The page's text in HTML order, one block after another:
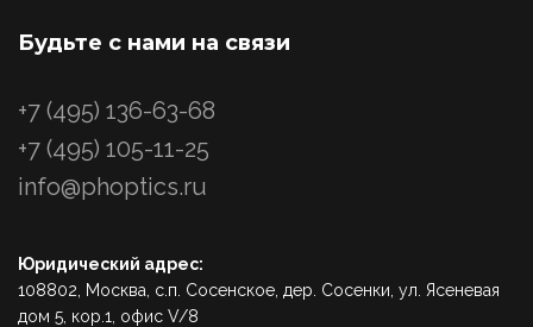
Будьте с нами на связи
+7 (495) 136-63-68
+7 (495) 105-11-25
info@phoptics.ru
Юридический адрес:
108802, Москва, с.п. Сосенское, дер. Сосенки, ул. Ясеневая
дом 5, кор.1, офис V/8